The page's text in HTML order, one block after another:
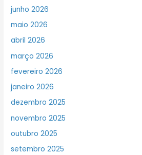
junho 2026
maio 2026
abril 2026
março 2026
fevereiro 2026
janeiro 2026
dezembro 2025
novembro 2025
outubro 2025
setembro 2025